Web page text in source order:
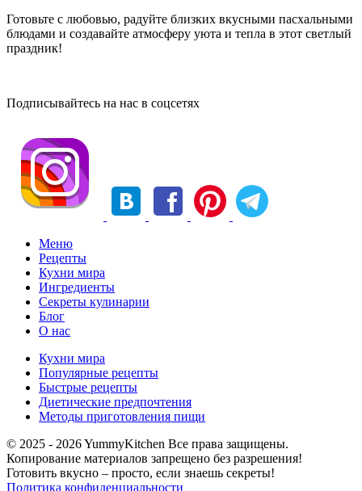
Готовьте с любовью, радуйте близких вкусными пасхальными
блюдами и создавайте атмосферу уюта и тепла в этот светлый
праздник!
Подписывайтесь на нас в соцсетях
Меню
Рецепты
Кухни мира
Ингредиенты
Секреты кулинарии
Блог
О нас
Кухни мира
Популярные рецепты
Быстрые рецепты
Диетические предпочтения
Методы приготовления пищи
© 2025 - 2026 YummyKitchen Все права защищены.
Копирование материалов запрещено без разрешения!
Готовить вкусно – просто, если знаешь секреты!
Политика конфиденциальности